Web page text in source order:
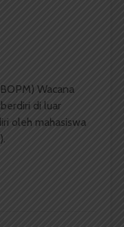
Wacana
di luar
oleh mahasiswa